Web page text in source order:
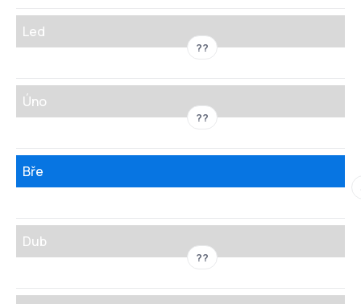
Led
??
Úno
??
Bře
Dub
??